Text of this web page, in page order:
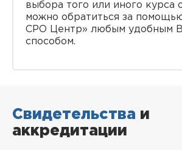
выбора того или иного курса
можно обратиться за
СРО Центр» любым удобным
способом.
Свидетельства и
аккредитации